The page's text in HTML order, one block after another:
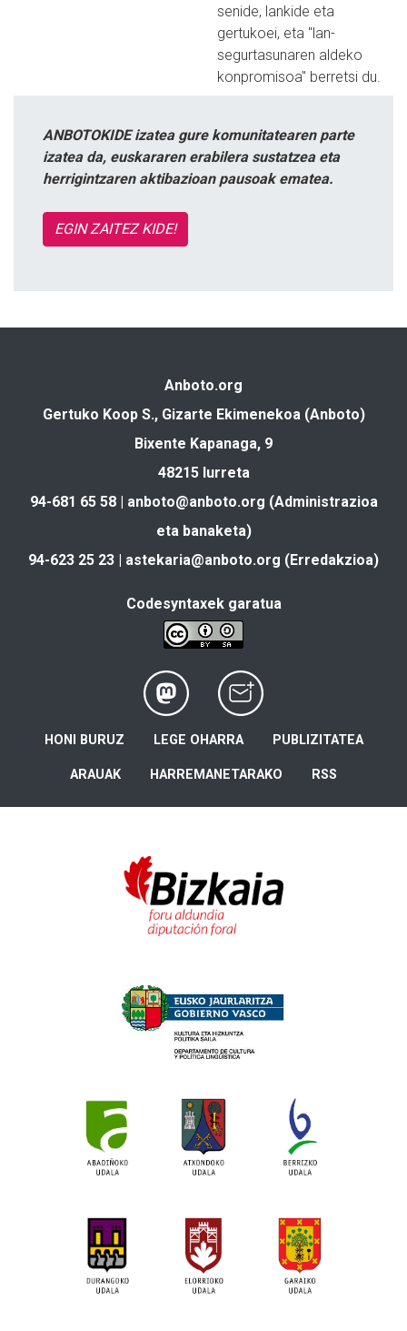
senide, lankide eta
gertukoei, eta "lan-
segurtasunaren aldeko
konpromisoa" berretsi du.
ANBOTOKIDE izatea gure komunitatearen parte
izatea da, euskararen erabilera sustatzea eta
herrigintzaren aktibazioan pausoak ematea.
EGIN ZAITEZ KIDE!
Anboto.org
Gertuko Koop S., Gizarte Ekimenekoa (Anboto)
Bixente Kapanaga, 9
48215 Iurreta
94-681 65 58 | anboto@anboto.org (Administrazioa
eta banaketa)
94-623 25 23 | astekaria@anboto.org (Erredakzioa)
Codesyntaxek garatua
HONI BURUZ LEGE OHARRA PUBLIZITATEA
ARAUAK HARREMANETARAKO RSS